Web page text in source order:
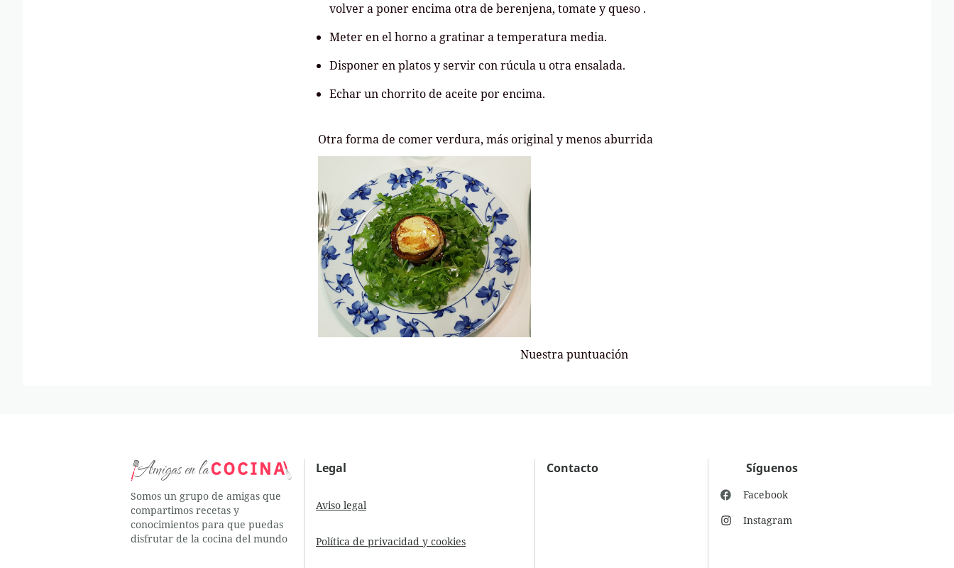
volver a poner encima otra de berenjena, tomate y queso .
Meter en el horno a gratinar a temperatura media.
Disponer en platos y servir con rúcula u otra ensalada.
Echar un chorrito de aceite por encima.
Otra forma de comer verdura, más original y menos aburrida
Nuestra puntuación
Somos un grupo de amigas que
compartimos recetas y
conocimientos para que puedas
disfrutar de la cocina del mundo
Legal
Aviso legal
Política de privacidad y cookies
Contacto Síguenos
Facebook
Instagram